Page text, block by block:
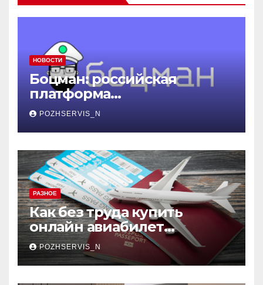
НОВОСТИ
Боцман: российская
платформа
контейнеризации,
меняющая правила игры
POZHSERVIS_N
РАЗНОЕ
Как без труда купить
онлайн авиабилет
Аэрофлота: пошаговое
руководство
POZHSERVIS_N